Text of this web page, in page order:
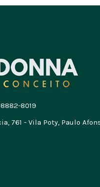
8019
761 - Vila Poty, Paulo